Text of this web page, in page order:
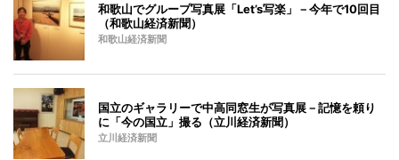
和歌山でグループ写真展「Let’s写楽」－今年で10回目
（和歌山経済新聞）
和歌山経済新聞
国立のギャラリーで中高同窓生が写真展－記憶を頼り
に「今の国立」撮る（立川経済新聞）
立川経済新聞